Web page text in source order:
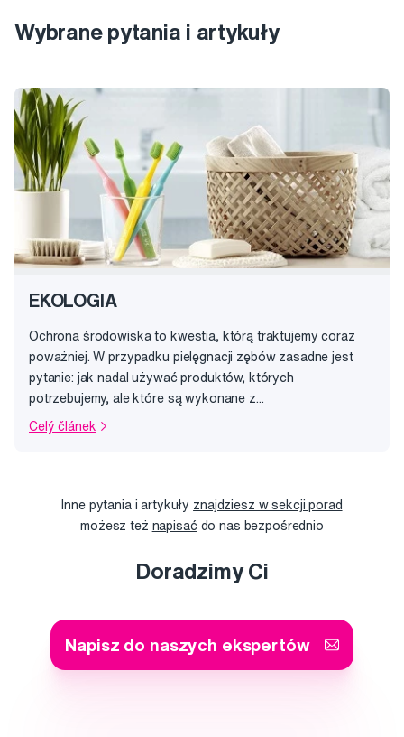
Wybrane pytania i artykuły
EKOLOGIA
Ochrona środowiska to kwestia, którą traktujemy coraz
poważniej. W przypadku pielęgnacji zębów zasadne jest
pytanie: jak nadal używać produktów, których
potrzebujemy, ale które są wykonane z...
Celý článek
Inne pytania i artykuły znajdziesz w sekcji porad
możesz też napisać do nas bezpośrednio
Doradzimy Ci
Napisz do naszych ekspertów